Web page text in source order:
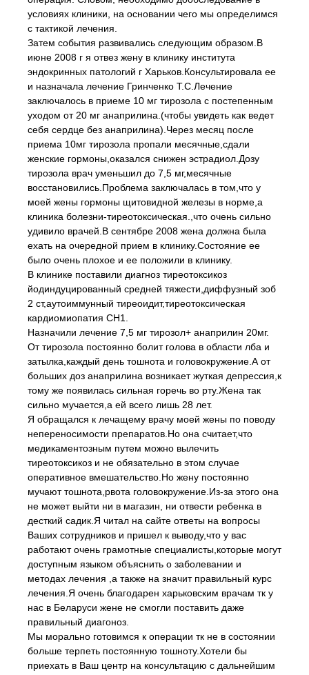
условиях клиники, на основании чего мы определимся
с тактикой лечения.
Затем события развивались следующим образом.В
июне 2008 г я отвез жену в клинику института
эндокринных патологий г Харьков.Консультировала ее
и назначала лечение Гринченко Т.С.Лечение
заключалось в приеме 10 мг тирозола с постепенным
уходом от 20 мг анаприлина.(чтобы увидеть как ведет
себя сердце без анаприлина).Через месяц после
приема 10мг тирозола пропали месячные,сдали
женские гормоны,оказался снижен эстрадиол.Дозу
тирозола врач уменьшил до 7,5 мг,месячные
восстановились.Проблема заключалась в том,что у
моей жены гормоны щитовидной железы в норме,а
клиника болезни-тиреотоксическая.,что очень сильно
удивило врачей.В сентябре 2008 жена должна была
ехать на очередной прием в клинику.Состояние ее
было очень плохое и ее положили в клинику.
В клинике поставили диагноз тиреотоксикоз
йодиндуцированный средней тяжести,диффузный зоб
2 ст,аутоиммунный тиреоидит,тиреотоксическая
кардиомиопатия СН1.
Назначили лечение 7,5 мг тирозол+ анаприлин 20мг.
От тирозола постоянно болит голова в области лба и
затылка,каждый день тошнота и головокружение.А от
больших доз анаприлина возникает жуткая депрессия,к
тому же появилась сильная горечь во рту.Жена так
сильно мучается,а ей всего лишь 28 лет.
Я обращался к лечащему врачу моей жены по поводу
непереносимости препаратов.Но она считает,что
медикаментозным путем можно вылечить
тиреотоксикоз и не обязательно в этом случае
оперативное вмешательство.Но жену постоянно
мучают тошнота,рвота головокружение.Из-за этого она
не может выйти ни в магазин, ни отвести ребенка в
десткий садик.Я читал на сайте ответы на вопросы
Ваших сотрудников и пришел к выводу,что у вас
работают очень грамотные специалисты,которые могут
доступным языком объяснить о заболевании и
методах лечения ,а также на значит правильный курс
лечения.Я очень благодарен харьковским врачам тк у
нас в Беларуси жене не смогли поставить даже
правильный диагоноз.
Мы морально готовимся к операции тк не в состоянии
больше терпеть постоянную тошноту.Хотели бы
приехать в Ваш центр на консультацию с дальнейшим